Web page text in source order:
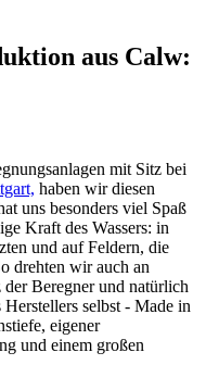
aus Calw:
mit Sitz bei
haben wir diesen
uns besonders viel Spaß
Kraft des Wassers: in
und auf Feldern, die
drehten wir auch an
der Beregner und natürlich
selbst - Made in
eigener
und einem großen